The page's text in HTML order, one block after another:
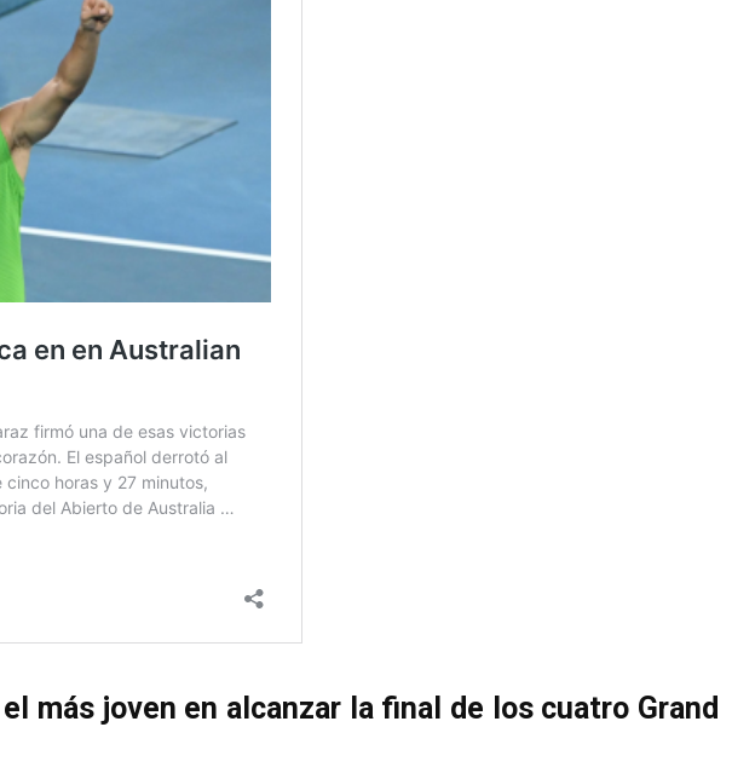
más joven en alcanzar la final de los cuatro Grand